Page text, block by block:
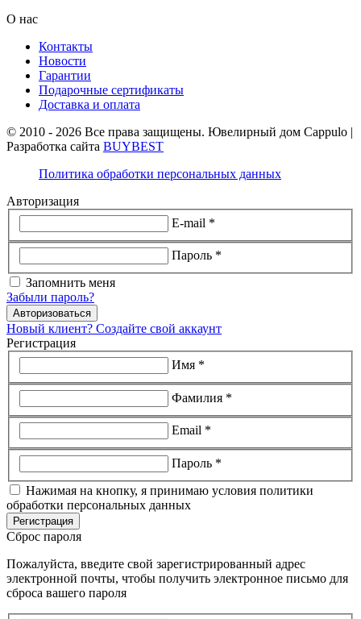
О нас
Контакты
Новости
Гарантии
Подарочные сертификаты
Доставка и оплата
© 2010 - 2026 Все права защищены. Ювелирный дом Cappulo |
Разработка сайта BUYBEST
Политика обработки персональных данных
Авторизация
E-mail *
Пароль *
Запомнить меня
Забыли пароль?
Авторизоваться
Новый клиент? Создайте свой аккаунт
Регистрация
Имя *
Фамилия *
Email *
Пароль *
Нажимая на кнопку, я принимаю условия политики
обработки персональных данных
Регистрация
Сброс пароля
Пожалуйста, введите свой зарегистрированный адрес
электронной почты, чтобы получить электронное письмо для
сброса вашего пароля